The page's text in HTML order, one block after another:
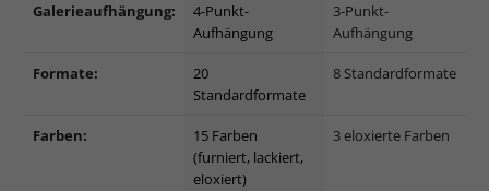
Galerieaufhängung:
4-Punkt-
Aufhängung
3-Punkt-
Aufhängung
Formate:
20
Standardformate
8 Standardformate
Farben:
15 Farben
(furniert, lackiert,
eloxiert)
3 eloxierte Farben